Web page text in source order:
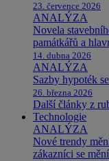
23. července 2026
ANALÝZA
Novela
památkářů a
14. dubna 2026
ANALÝZA
Sazby hypoték
26. března 2026
Další články z
Technologie
ANALÝZA
Nové trendy
zákazníci se